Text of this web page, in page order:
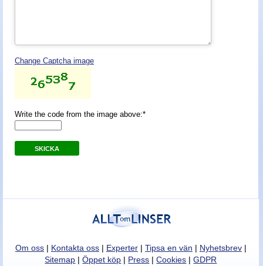
Change Captcha image
Write the code from the image above:*
SKICKA
Om oss| Kontakta oss| Experter| Tipsa en vän | Nyhetsbrev|
Sitemap |Öppet köp | Press |Cookies |GDPR